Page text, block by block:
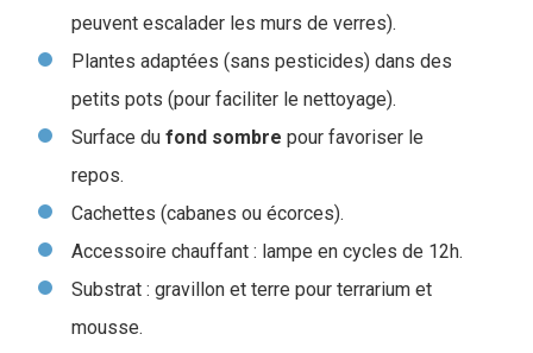
peuvent escalader les murs de verres).
Plantes adaptées (sans pesticides) dans des
petits pots (pour faciliter le nettoyage).
Surface du fond sombre pour favoriser le
repos.
Cachettes (cabanes ou écorces).
Accessoire chauffant : lampe en cycles de 12h.
Substrat : gravillon et terre pour terrarium et
mousse.